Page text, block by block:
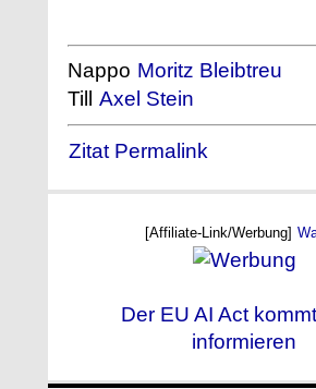
Nappo Moritz Bleibtreu
Till Axel Stein
Zitat Permalink
[Affiliate-Link/Werbung]
Der EU AI Act
informieren